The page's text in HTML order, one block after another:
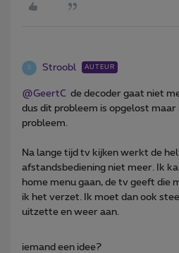
S Stroobl AUTEUR
@GeertC de decoder gaat niet
dus dit probleem is opgelost maar
probleem.
Na lange tijd tv kijken werkt de
afstandsbediening niet meer. Ik
home menu gaan, de tv geeft die
ik het verzet. Ik moet dan ook
uitzette en weer aan.
iemand een idee?